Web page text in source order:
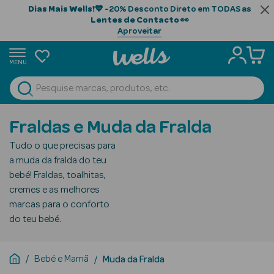
Dias Mais Wells!💙 -20% Desconto Direto em TODAS as
Lentes de Contacto👀
Aproveitar
MENU
Ver Tudo
Beauty Season
Cabelo
Profissional
Cosmética
Cosmética
Fraldas e Muda da Fralda
Tudo o que precisas para
a muda da fralda do teu
bebé! Fraldas, toalhitas,
cremes e as melhores
marcas para o conforto
do teu bebé.
Bebé e Mamã Muda da Fralda